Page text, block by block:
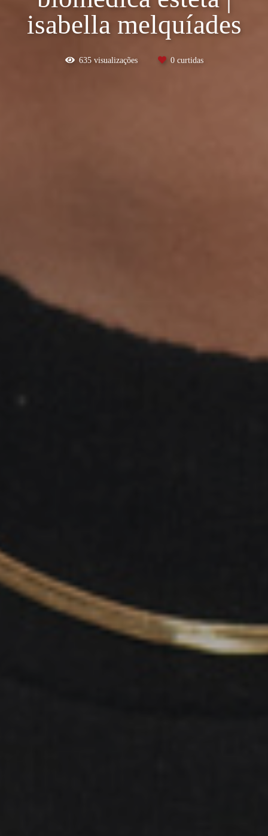
isabella melquíades
635visualizações 0curtidas